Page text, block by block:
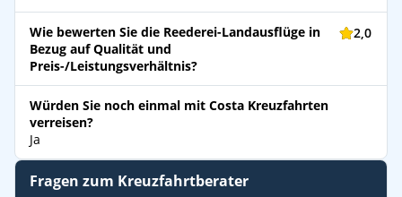
Wie bewerten Sie die Reederei-Landausflüge in
Bezug auf Qualität und
Preis-/Leistungsverhältnis?
2,0
Würden Sie noch einmal mit Costa Kreuzfahrten
verreisen?
Ja
Fragen zum Kreuzfahrtberater